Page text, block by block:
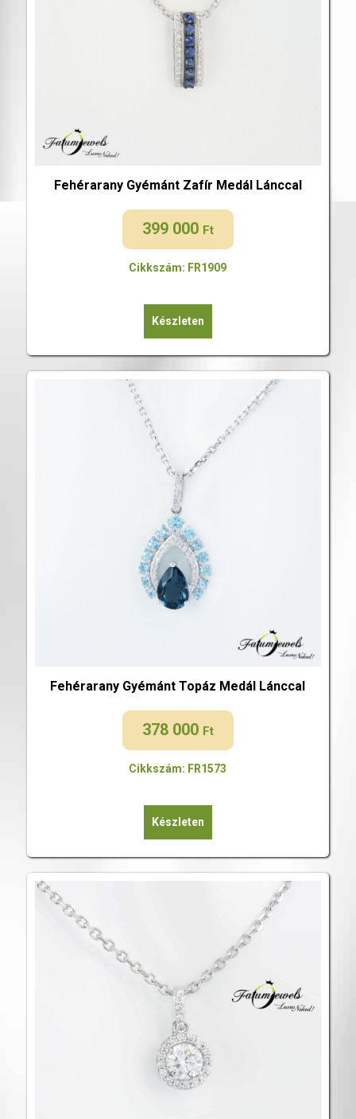
Fehérarany Gyémánt Zafír Medál Lánccal
399 000 Ft
Cikkszám: FR1909
Készleten
Fehérarany Gyémánt Topáz Medál Lánccal
378 000 Ft
Cikkszám: FR1573
Készleten